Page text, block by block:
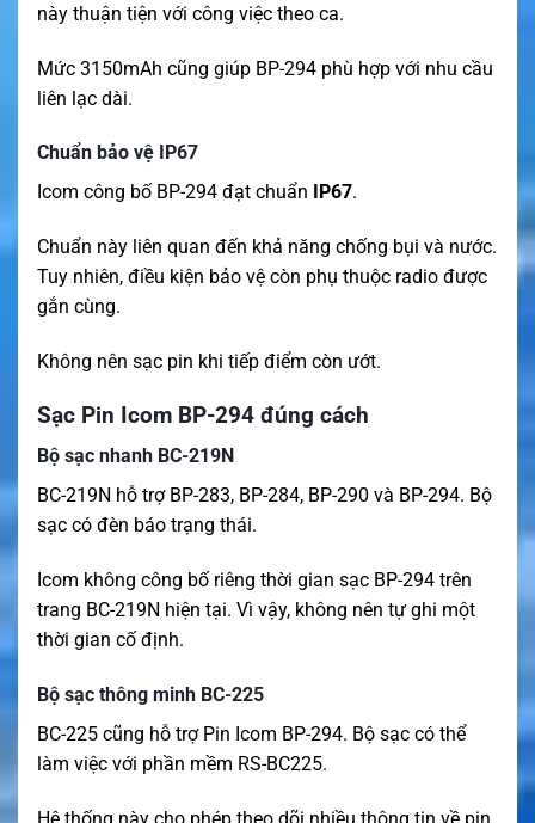
này thuận tiện với công việc theo ca.
Mức 3150mAh cũng giúp BP-294 phù hợp với nhu cầu
liên lạc dài.
Chuẩn bảo vệ IP67
Icom công bố BP-294 đạt chuẩn
IP67.
Chuẩn này liên quan đến khả năng chống bụi và nước.
Tuy nhiên, điều kiện bảo vệ còn phụ thuộc radio được
gắn cùng.
Không nên sạc pin khi tiếp điểm còn ướt.
Sạc Pin Icom BP-294 đúng cách
Bộ sạc nhanh BC-219N
BC-219N hỗ trợ BP-283, BP-284, BP-290 và BP-294. Bộ
sạc có đèn báo trạng thái.
Icom không công bố riêng thời gian sạc BP-294 trên
trang BC-219N hiện tại. Vì vậy, không nên tự ghi một
thời gian cố định.
Bộ sạc thông minh BC-225
BC-225 cũng hỗ trợ Pin Icom BP-294. Bộ sạc có thể
làm việc với phần mềm RS-BC225.